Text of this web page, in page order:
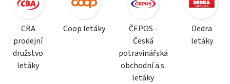
CBA
prodejní
družstvo
letáky
Coop letáky
ČEPOS -
Česká
potravinářská
obchodní a.s.
letáky
Dedra
letáky